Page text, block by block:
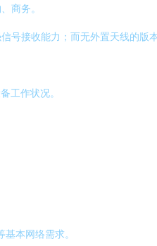
商务。
号接收能力；而无外置天线的版
工作状况。
本网络需求。